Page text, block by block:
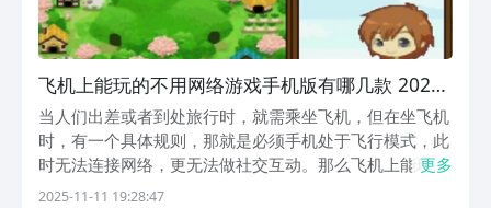
飞机上能玩的不用网络游戏手机版有哪几款 2025
流行的单机手游分享
当人们出差或者到处旅行时，就需乘坐飞机，但在坐飞机
时，有一个具体规则，那就是必须手机处于飞行模式，此
时无法连接网络，更无法做社交互动。那么飞机上能玩的
单机手游就是最好的选择，这些游戏趣味性十足，无需连
更多
2025-11-11 19:28:47